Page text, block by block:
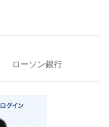
ローソン銀行